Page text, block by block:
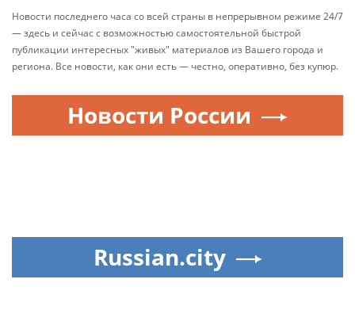
Новости последнего часа со всей страны в непрерывном режиме 24/7
— здесь и сейчас с возможностью самостоятельной быстрой
публикации интересных "живых" материалов из Вашего города и
региона. Все новости, как они есть — честно, оперативно, без купюр.
Новости России
Russian.city